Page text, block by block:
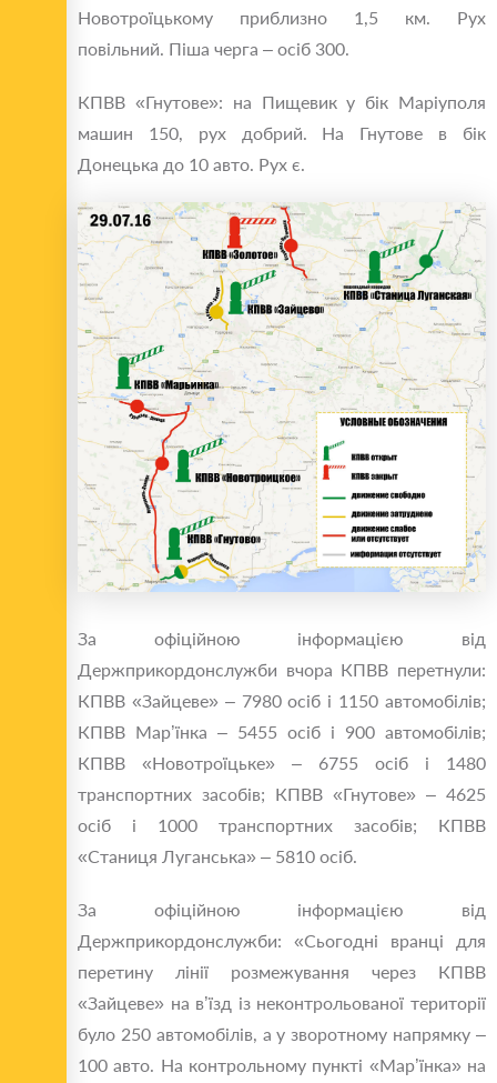
Новотроїцькому приблизно 1,5 км. Рух
повільний. Піша черга – осіб 300.
КПВВ «Гнутове»: на Пищевик у бік Маріуполя
машин 150, рух добрий. На Гнутове в бік
Донецька до 10 авто. Рух є.
За офіційною інформацією від
Держприкордонслужби вчора КПВВ перетнули:
КПВВ «Зайцеве» – 7980 осіб і 1150 автомобілів;
КПВВ Мар’їнка – 5455 осіб і 900 автомобілів;
КПВВ «Новотроїцьке» – 6755 осіб і 1480
транспортних засобів; КПВВ «Гнутове» – 4625
осіб і 1000 транспортних засобів; КПВВ
«Станиця Луганська» – 5810 осіб.
За офіційною інформацією від
Держприкордонслужби: «Сьогодні вранці для
перетину лінії розмежування через КПВВ
«Зайцеве» на в’їзд із неконтрольованої території
було 250 автомобілів, а у зворотному напрямку –
100 авто. На контрольному пункті «Мар’їнка» на